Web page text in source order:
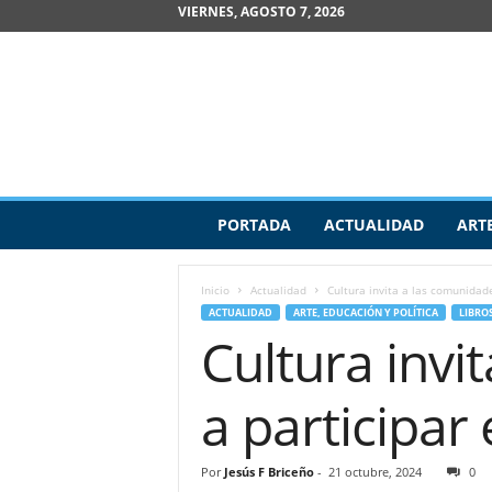
VIERNES, AGOSTO 7, 2026
v
PORTADA ACTUALIDAD
Inicio Actualidad Cultura invita a las
ACTUALIDAD ARTE, EDUCACIÓN Y POLÍTICA
Cultura
a participar
Por Jesús F Briceño- 21 octubre, 2024 0